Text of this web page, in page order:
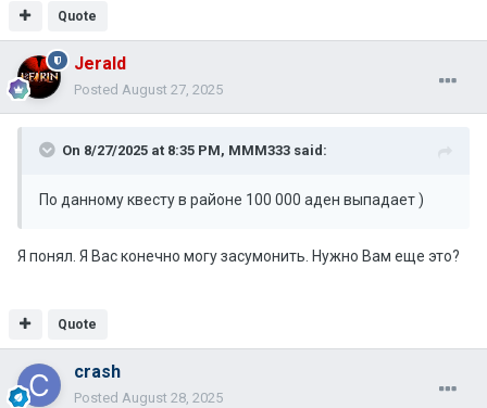
Quote
Jerald
Posted August 27, 2025
On 8/27/2025 at 8:35 PM, MMM333 said:
По данному квесту в районе 100 000 аден выпадает )
Я понял. Я Вас конечно могу засумонить. Нужно Вам еще это?
Quote
crash
Posted August 28, 2025